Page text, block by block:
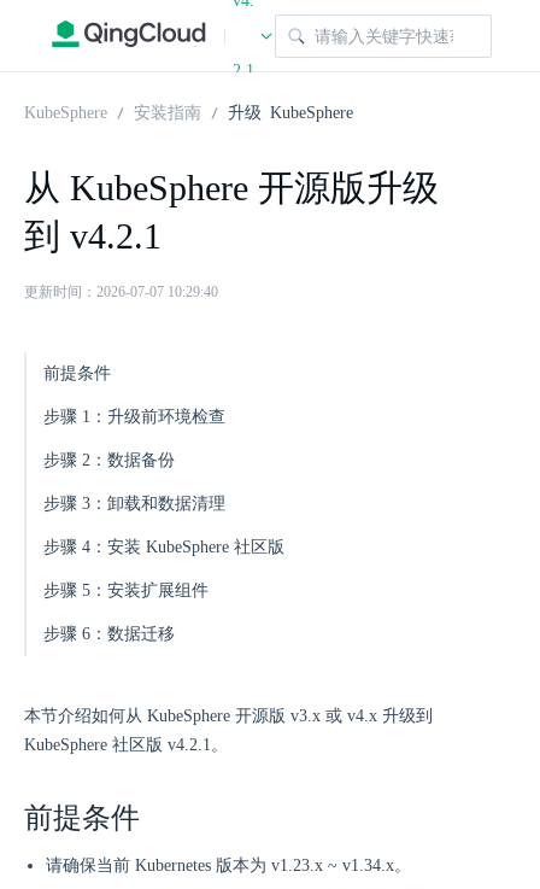
|
2.1
KubeSphere 安装指南 升级 KubeSphere
从 KubeSphere 开源版升级
到 v4.2.1
更新时间：2026-07-07 10:29:40
前提条件
步骤 1：升级前环境检查
步骤 2：数据备份
步骤 3：卸载和数据清理
步骤 4：安装 KubeSphere 社区版
步骤 5：安装扩展组件
步骤 6：数据迁移
本节介绍如何从 KubeSphere 开源版 v3.x 或 v4.x 升级到
KubeSphere 社区版 v4.2.1。
前提条件
请确保当前 Kubernetes 版本为 v1.23.x ~ v1.34.x。